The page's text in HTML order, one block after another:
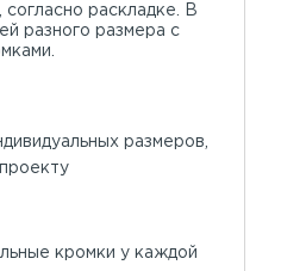
раскладке. В
разного размера с
размеров,
кромки у каждой